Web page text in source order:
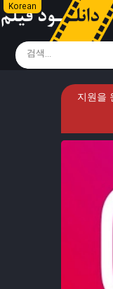
Korean
지원을